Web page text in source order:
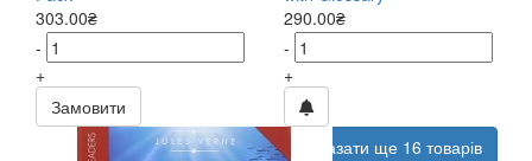
303.00₴
-
+
Замовити
290.00₴
-
+
Показати ще 16 товарів